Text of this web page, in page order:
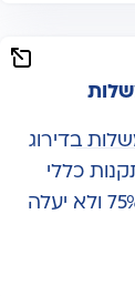
בדירוג
כללי
השקעה, בשיעור חשיפה שלא יפחת מ-75% ולא יעלה